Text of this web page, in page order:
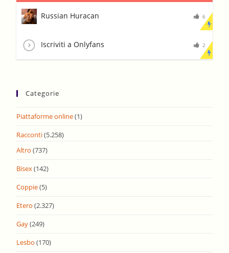
Russian Huracan 6
Iscriviti a Onlyfans 2
Categorie
Piattaforme online(1)
Racconti(5.258)
Altro (737)
Bisex(142)
Coppie(5)
Etero (2.327)
Gay(249)
Lesbo (170)